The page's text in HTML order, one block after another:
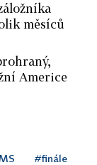
měsíců
Americe
#finále